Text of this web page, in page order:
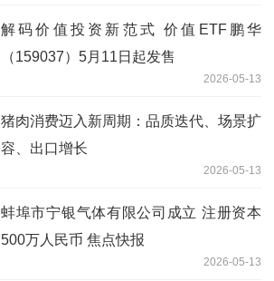
解码价值投资新范式 价值ETF鹏华
（159037）5月11日起发售
2026-05-13
猪肉消费迈入新周期：品质迭代、场景扩
容、出口增长
2026-05-13
蚌埠市宁银气体有限公司成立 注册资本
500万人民币 焦点快报
2026-05-13